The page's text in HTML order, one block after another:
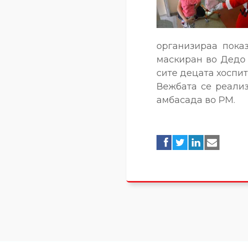
организираа
маскиран во
сите децата
Вежбата се
амбасада во РМ.